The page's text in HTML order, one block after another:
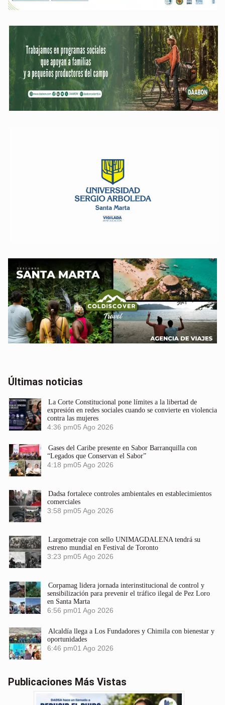
Últimas noticias
La Corte Constitucional pone límites a la libertad de
expresión en redes sociales cuando se convierte en violencia
contra las mujeres
4:36 pm05 Ago 2026
Gases del Caribe presente en Sabor Barranquilla con
“Legados que Conservan el Sabor”
4:18 pm05 Ago 2026
Dadsa fortalece controles ambientales en establecimientos
comerciales
3:58 pm05 Ago 2026
Largometraje con sello UNIMAGDALENA tendrá su
estreno mundial en Festival de Toronto
3:23 pm05 Ago 2026
Corpamag lidera jornada interinstitucional de control y
sensibilización para prevenir el tráfico ilegal de Pez Loro
en Santa Marta
6:56 pm01 Ago 2026
Alcaldía llega a Los Fundadores y Chimila con bienestar y
oportunidades
6:46 pm01 Ago 2026
Publicaciones Más Vistas